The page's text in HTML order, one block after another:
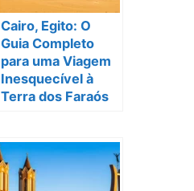
Cairo, Egito: O
Guia Completo
para uma Viagem
Inesquecível à
Terra dos Faraós